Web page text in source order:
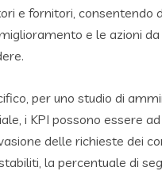
e fornitori, consentendo
e le azioni da
per uno studio di
i KPI possono essere
delle richieste dei
la percentuale di